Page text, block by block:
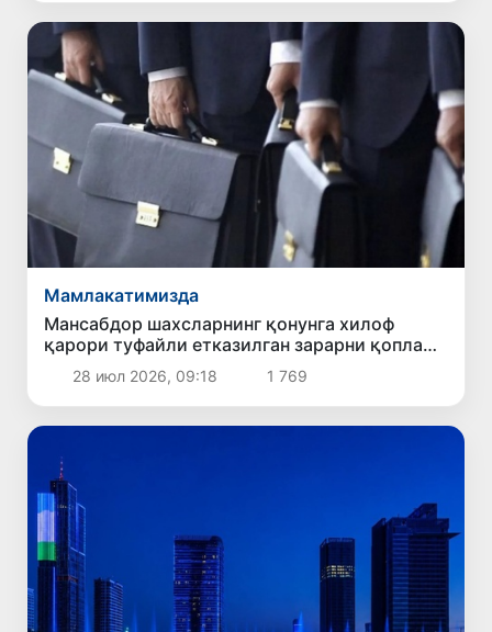
Мамлакатимизда
Мансабдор шахсларнинг қонунга хилоф
қарори туфайли етказилган зарарни қоплаш
тартиби белгиланди
28 июл 2026, 09:18 1 769